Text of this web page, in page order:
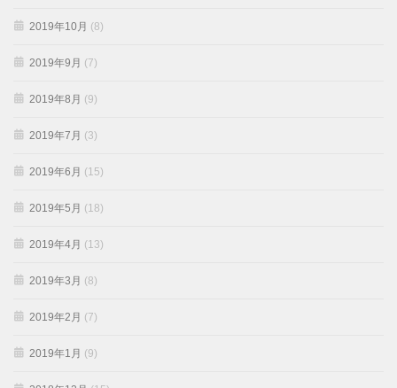
2019年10月 (8)
2019年9月 (7)
2019年8月 (9)
2019年7月 (3)
2019年6月 (15)
2019年5月 (18)
2019年4月 (13)
2019年3月 (8)
2019年2月 (7)
2019年1月 (9)